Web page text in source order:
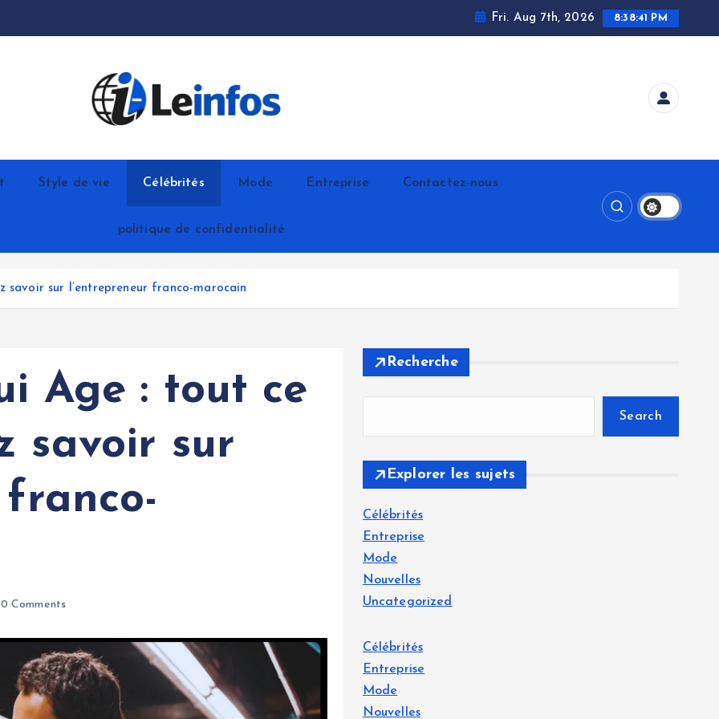
Fri. Aug 7th, 2026 8:38:42 PM
Style de vie Célébrités Mode Entreprise Contactez-nous
politique de confidentialité
savoir sur l’entrepreneur franco-marocain
Age : tout ce
savoir sur
franco-
0 Comments
Recherche
Search
Explorer les sujets
Célébrités
Entreprise
Mode
Nouvelles
Uncategorized
Célébrités
Entreprise
Mode
Nouvelles